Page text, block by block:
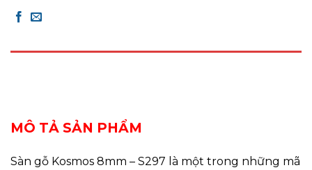
MÔ TẢ SẢN PHẨM
Sàn gỗ Kosmos 8mm – S297 là một trong những mã